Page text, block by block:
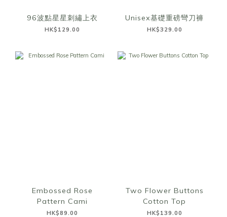
96波點星星刺繡上衣
HK$129.00
Unisex基礎重磅彎刀褲
HK$329.00
Embossed Rose
Pattern Cami
HK$89.00
Two Flower Buttons
Cotton Top
HK$139.00